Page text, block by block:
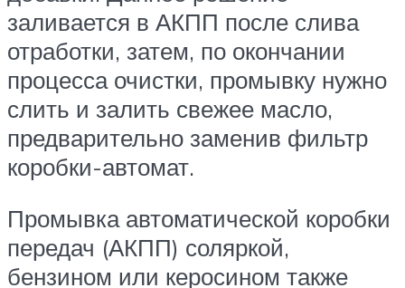
заливается в АКПП после слива
отработки, затем, по окончании
процесса очистки, промывку нужно
слить и залить свежее масло,
предварительно заменив фильтр
коробки-автомат.
Промывка автоматической коробки
передач (АКПП) соляркой,
бензином или керосином также